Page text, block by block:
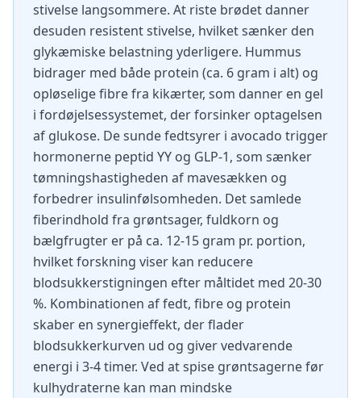
stivelse langsommere. At riste brødet danner
desuden resistent stivelse, hvilket sænker den
glykæmiske belastning yderligere. Hummus
bidrager med både protein (ca. 6 gram i alt) og
opløselige fibre fra kikærter, som danner en gel
i fordøjelsessystemet, der forsinker optagelsen
af glukose. De sunde fedtsyrer i avocado trigger
hormonerne peptid YY og GLP-1, som sænker
tømningshastigheden af mavesækken og
forbedrer insulinfølsomheden. Det samlede
fiberindhold fra grøntsager, fuldkorn og
bælgfrugter er på ca. 12-15 gram pr. portion,
hvilket forskning viser kan reducere
blodsukkerstigningen efter måltidet med 20-30
%. Kombinationen af fedt, fibre og protein
skaber en synergieffekt, der flader
blodsukkerkurven ud og giver vedvarende
energi i 3-4 timer. Ved at spise grøntsagerne før
kulhydraterne kan man mindske